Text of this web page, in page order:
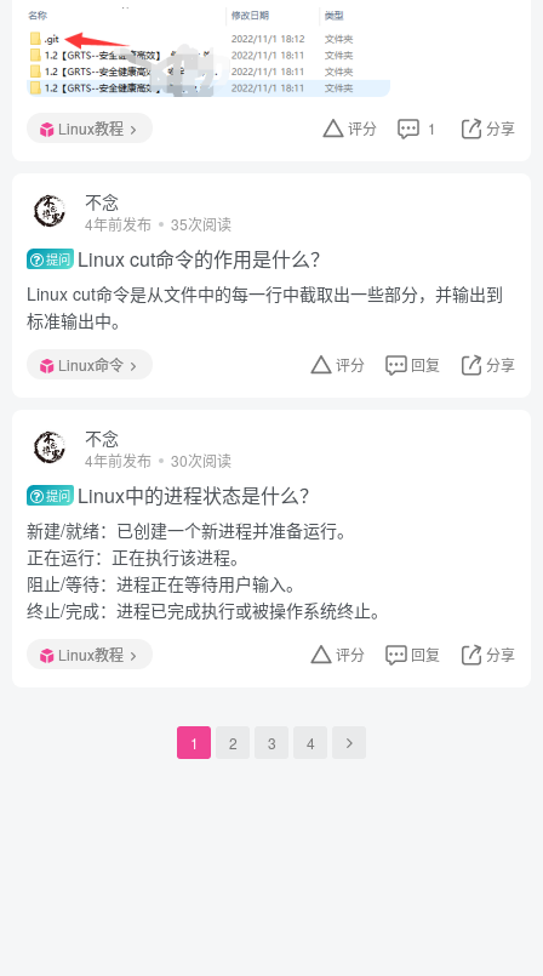
Linux教程 评分 1 分享
不念
4年前发布 35次阅读
提问 Linux cut命令的作用是什么？
Linux cut命令是从文件中的每一行中截取出一些部分，并输出到
标准输出中。
Linux命令 评分 回复 分享
不念
4年前发布 30次阅读
提问 Linux中的进程状态是什么？
新建/就绪：已创建一个新进程并准备运行。
正在运行：正在执行该进程。
阻止/等待：进程正在等待用户输入。
终止/完成：进程已完成执行或被操作系统终止。
Linux教程 评分 回复 分享
1 2 3 4